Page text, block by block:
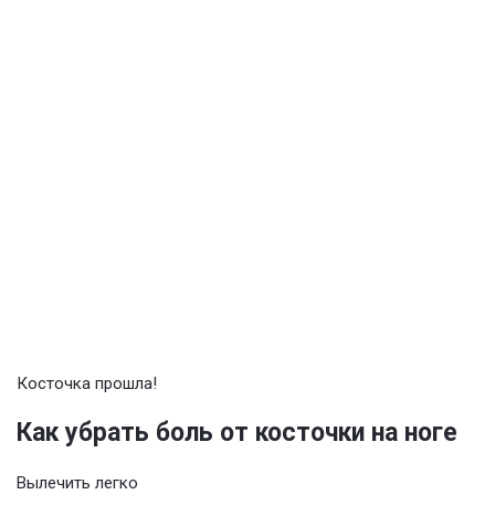
Косточка прошла!
Как убрать боль от косточки на ноге
Вылечить легко